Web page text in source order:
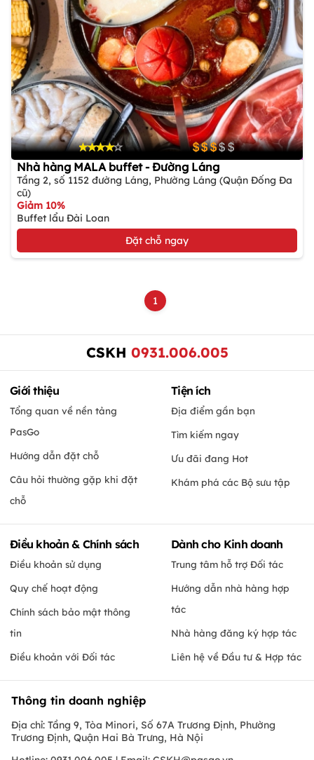
Nhà hàng MALA buffet - Đường Láng
Tầng 2, số 1152 đường Láng, Phường Láng (Quận Đống Đa
cũ)
Giảm 10%
Buffet lẩu Đài Loan
Đặt chỗ ngay
1
CSKH 0931.006.005
Giới thiệu
Tổng quan về nền tảng
PasGo
Hướng dẫn đặt chỗ
Câu hỏi thường gặp khi đặt
chỗ
Tiện ích
Địa điểm gần bạn
Tìm kiếm ngay
Ưu đãi đang Hot
Khám phá các Bộ sưu tập
Điều khoản & Chính sách
Điều khoản sử dụng
Quy chế hoạt động
Chính sách bảo mật thông
tin
Điều khoản với Đối tác
Dành cho Kinh doanh
Trung tâm hỗ trợ Đối tác
Hướng dẫn nhà hàng hợp
tác
Nhà hàng đăng ký hợp tác
Liên hệ về Đầu tư & Hợp tác
Thông tin doanh nghiệp
Địa chỉ: Tầng 9, Tòa Minori, Số 67A Trương Định, Phường
Trương Định, Quận Hai Bà Trưng, Hà Nội